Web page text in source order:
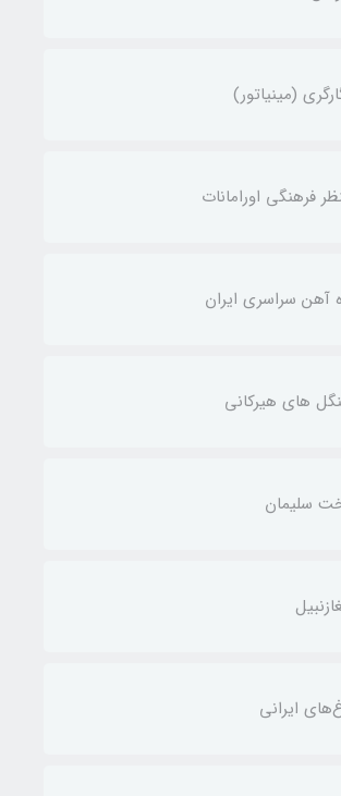
(مینیاتور)
فرهنگی اورامانات
آهن سراسری ایران
های هیرکانی
سلیمان
ایرانی